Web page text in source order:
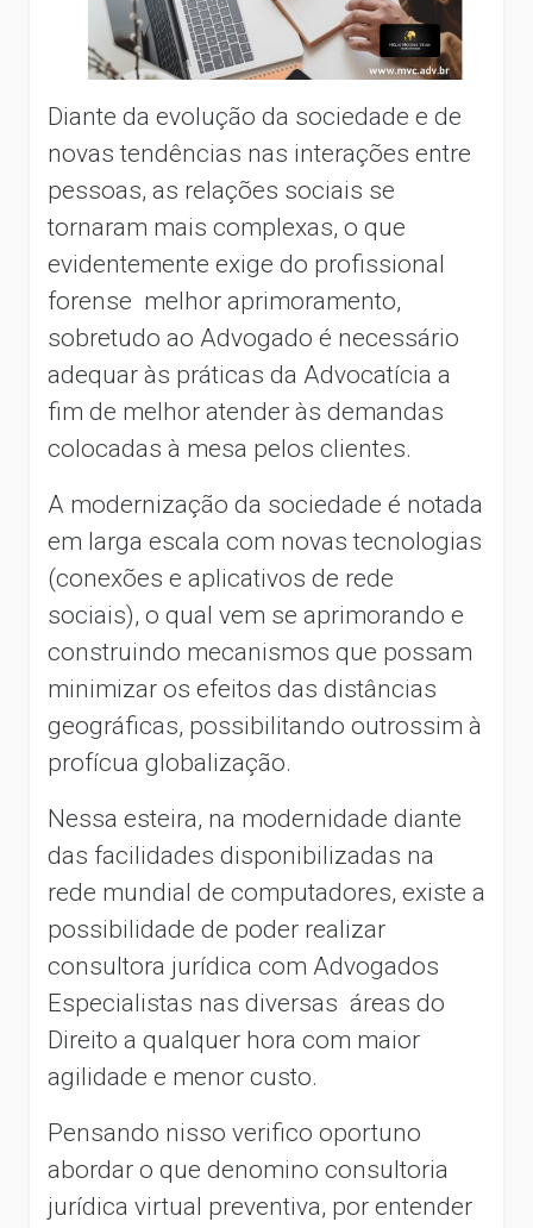
Diante da evolução da sociedade e de
novas tendências nas interações entre
pessoas, as relações sociais se
tornaram mais complexas, o que
evidentemente exige do profissional
forense melhor aprimoramento,
sobretudo ao Advogado é necessário
adequar às práticas da Advocatícia a
fim de melhor atender às demandas
colocadas à mesa pelos clientes.
A modernização da sociedade é notada
em larga escala com novas tecnologias
(conexões e aplicativos de rede
sociais), o qual vem se aprimorando e
construindo mecanismos que possam
minimizar os efeitos das distâncias
geográficas, possibilitando outrossim à
profícua globalização.
Nessa esteira, na modernidade diante
das facilidades disponibilizadas na
rede mundial de computadores, existe a
possibilidade de poder realizar
consultora jurídica com Advogados
Especialistas nas diversas áreas do
Direito a qualquer hora com maior
agilidade e menor custo.
Pensando nisso verifico oportuno
abordar o que denomino consultoria
jurídica virtual preventiva, por entender